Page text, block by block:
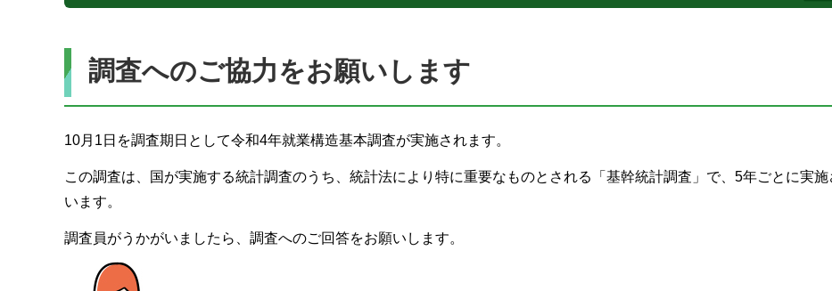
調査へのご協力をお願いします
10月1日を調査期日として令和4年就業構造基本調査が実施されます。
この調査は、国が実施する統計調査のうち、統計法により特に重要なものとされる「基幹統計調査」で、5年ごとに実施
います。
調査員がうかがいましたら、調査へのご回答をお願いします。